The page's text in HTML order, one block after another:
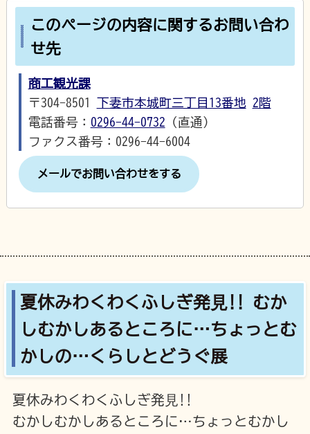
このページの内容に関するお問い合わ
せ先
商工観光課
〒304-8501 下妻市本城町三丁目13番地 2階
電話番号： 0296-44-0732 （直通）
ファクス番号：0296-44-6004
メールでお問い合わせをする
夏休みわくわくふしぎ発⾒!! むか
しむかしあるところに…ちょっとむ
かしの…くらしとどうぐ展
夏休みわくわくふしぎ発⾒!!
むかしむかしあるところに…ちょっとむかし